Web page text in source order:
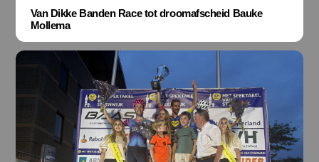
Van Dikke Banden Race tot droomafscheid Bauke
Mollema